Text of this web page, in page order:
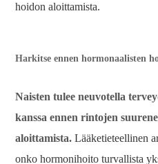
hoidon aloittamista.
Harkitse ennen hormonaalisten
Naisten tulee neuvotella
kanssa ennen rintojen
aloittamista. Lääketieteellinen
onko hormonihoito turvallista